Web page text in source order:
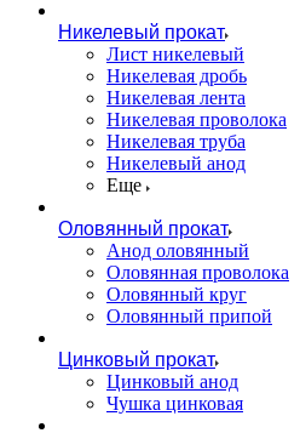
Никелевый прокат
Лист никелевый
Никелевая дробь
Никелевая лента
Никелевая проволока
Никелевая труба
Никелевый анод
Еще
Оловянный прокат
Анод оловянный
Оловянная проволока
Оловянный круг
Оловянный припой
Цинковый прокат
Цинковый анод
Чушка цинковая